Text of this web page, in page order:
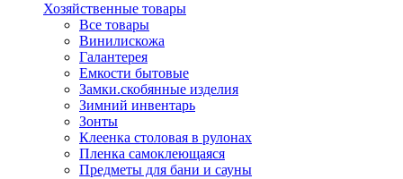
Хозяйственные товары
Все товары
Винилискожа
Галантерея
Емкости бытовые
Замки.скобянные изделия
Зимний инвентарь
Зонты
Клеенка столовая в рулонах
Пленка самоклеющаяся
Предметы для бани и сауны